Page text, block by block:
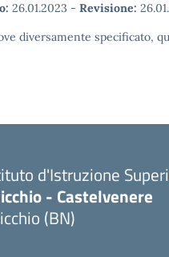
26.01.2023 - Revisione:
diversamente specificato,
d'Istruzione
- Castelvenere
(BN)